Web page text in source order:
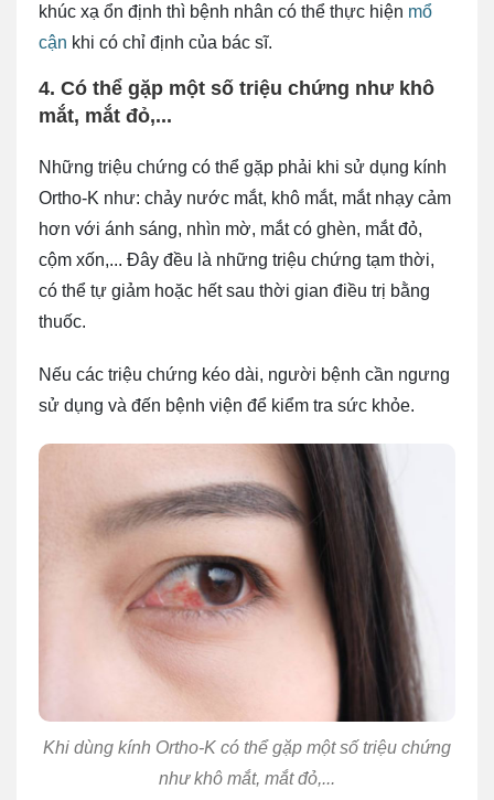
khúc xạ ổn định thì bệnh nhân có thể thực hiện mổ
cận khi có chỉ định của bác sĩ.
4. Có thể gặp một số triệu chứng như khô
mắt, mắt đỏ,...
Những triệu chứng có thể gặp phải khi sử dụng kính
Ortho-K như: chảy nước mắt, khô mắt, mắt nhạy cảm
hơn với ánh sáng, nhìn mờ, mắt có ghèn, mắt đỏ,
cộm xốn,... Đây đều là những triệu chứng tạm thời,
có thể tự giảm hoặc hết sau thời gian điều trị bằng
thuốc.
Nếu các triệu chứng kéo dài, người bệnh cần ngưng
sử dụng và đến bệnh viện để kiểm tra sức khỏe.
Khi dùng kính Ortho-K có thể gặp một số triệu chứng
như khô mắt, mắt đỏ,...